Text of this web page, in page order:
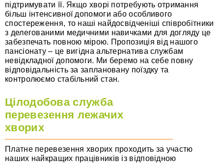
підтримувати її. Якщо хворі потребують отримання
більш інтенсивної допомоги або особливого
спостереження, то наші найдосвідченіші співробітники
з делегованими медичними навичками для догляду це
забезпечать повною мірою. Пропозиція від нашого
пансіонату – це вигідна альтернатива службам
невідкладної допомоги. Ми беремо на себе повну
відповідальність за заплановану поїздку та
контролюємо стабільний стан.
Цілодобова служба
перевезення лежачих
хворих
Платне перевезення хворих проходить за участю
наших найкращих працівників із відповідною